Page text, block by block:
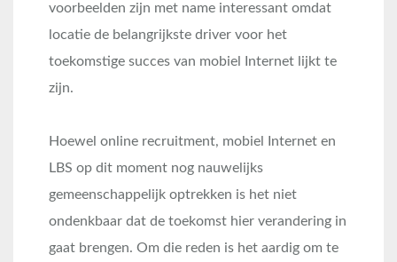
voorbeelden zijn met name interessant omdat
locatie de belangrijkste driver voor het
toekomstige succes van mobiel Internet lijkt te
zijn.
Hoewel online recruitment, mobiel Internet en
LBS op dit moment nog nauwelijks
gemeenschappelijk optrekken is het niet
ondenkbaar dat de toekomst hier verandering in
gaat brengen. Om die reden is het aardig om te